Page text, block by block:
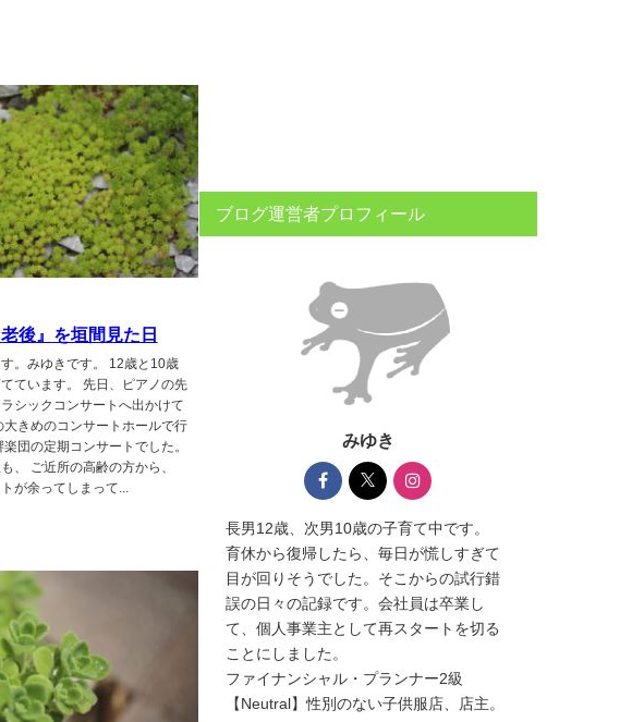
後』を垣間見た日
。みゆきです。 12歳と10歳
ています。 先日、ピアノの先
シックコンサートへ出かけて
大きめのコンサートホールで行
団の定期コンサートでした。
、 ご近所の高齢の方から、
が余ってしまって...
ブログ運営者プロフィール
みゆき
長男12歳、次男10歳の子育て中です。
育休から復帰したら、毎日が慌しすぎて
目が回りそうでした。そこからの試行錯
誤の日々の記録です。会社員は卒業し
て、個人事業主として再スタートを切る
ことにしました。
ファイナンシャル・プランナー2級
【Neutral】性別のない子供服店、店主。